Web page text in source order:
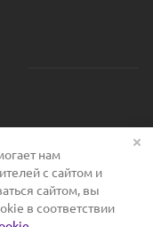
нам
с сайтом и
сайтом, вы
в соответствии